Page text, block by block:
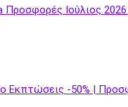
Προσφορές Ιούλιος
Εκπτώσεις -50% |